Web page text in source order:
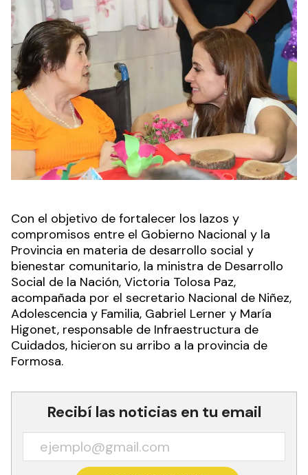
Con el objetivo de fortalecer los lazos y
compromisos entre el Gobierno Nacional y la
Provincia en materia de desarrollo social y
bienestar comunitario, la ministra de Desarrollo
Social de la Nación, Victoria Tolosa Paz,
acompañada por el secretario Nacional de Niñez,
Adolescencia y Familia, Gabriel Lerner y María
Higonet, responsable de Infraestructura de
Cuidados, hicieron su arribo a la provincia de
Formosa.
Recibí las noticias en tu email